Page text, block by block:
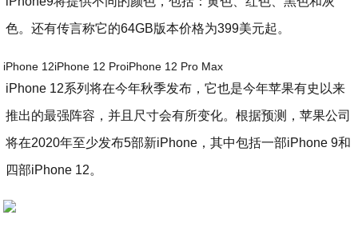
色。还有传言称它的64GB版本价格为399美元起。
iPhone 12iPhone 12 ProiPhone 12 Pro Max
iPhone 12系列将在今年秋季发布，它也是今年苹果有史以来
推出的最强阵容，并且尺寸会有所变化。根据预测，苹果公司
将在2020年至少发布5部新iPhone，其中包括一部iPhone 9和
四部iPhone 12。